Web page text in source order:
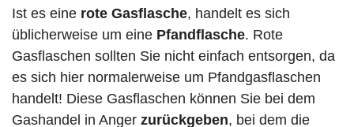
Ist es eine rote Gasflasche, handelt es sich
üblicherweise um eine Pfandflasche. Rote
Gasflaschen sollten Sie nicht einfach entsorgen, da
es sich hier normalerweise um Pfandgasflaschen
handelt! Diese Gasflaschen können Sie bei dem
Gashandel in Anger zurückgeben, bei dem die